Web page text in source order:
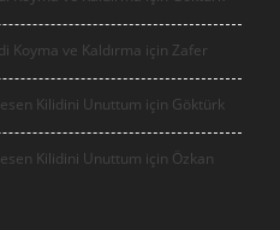
Koyma ve Kaldırma için Zafer
Kilidini Unuttum için Göktürk
Kilidini Unuttum için Özkan